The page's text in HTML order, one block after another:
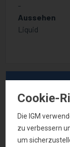
-
Aussehen
Liquid
Cookie-
Die IGM
zu verbessern
um